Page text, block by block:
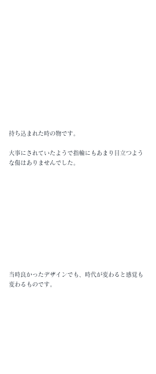
持ち込まれた時の物です。
大事にされていたようで指輪にもあまり目立つよう
な傷はありませんでした。
当時良かったデザインでも、時代が変わると感覚も
変わるものです。